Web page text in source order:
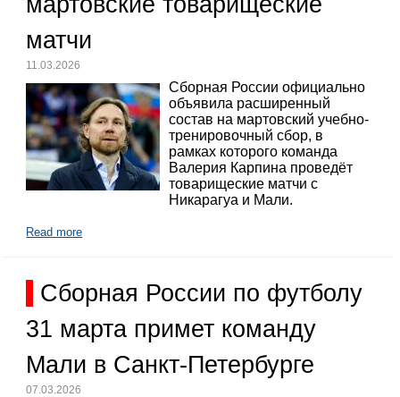
матчи
11.03.2026
Сборная России официально
объявила расширенный
состав на мартовский учебно-
тренировочный сбор, в
рамках которого команда
Валерия Карпина проведёт
товарищеские матчи с
Никарагуа и Мали.
Read more
Сборная России по футболу
31 марта примет команду
Мали в Санкт-Петербурге
07.03.2026